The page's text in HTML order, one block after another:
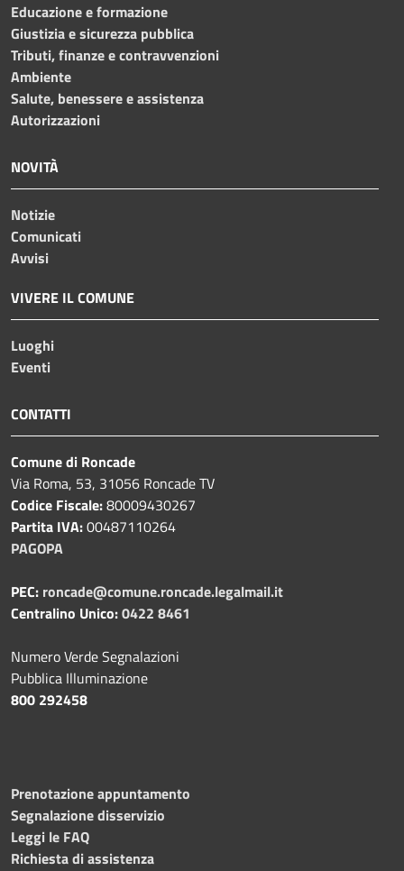
Educazione e formazione
Giustizia e sicurezza pubblica
Tributi, finanze e contravvenzioni
Ambiente
Salute, benessere e assistenza
Autorizzazioni
NOVITÀ
Notizie
Comunicati
Avvisi
VIVERE IL COMUNE
Luoghi
Eventi
CONTATTI
Comune di Roncade
Via Roma, 53, 31056 Roncade TV
Codice Fiscale:80009430267
Partita IVA:00487110264
PAGOPA
PEC: roncade@comune.roncade.legalmail.it
Centralino Unico:0422 8461
Numero Verde Segnalazioni
Pubblica Illuminazione
800 292458
Prenotazione appuntamento
Segnalazione disservizio
Leggi le FAQ
Richiesta di assistenza